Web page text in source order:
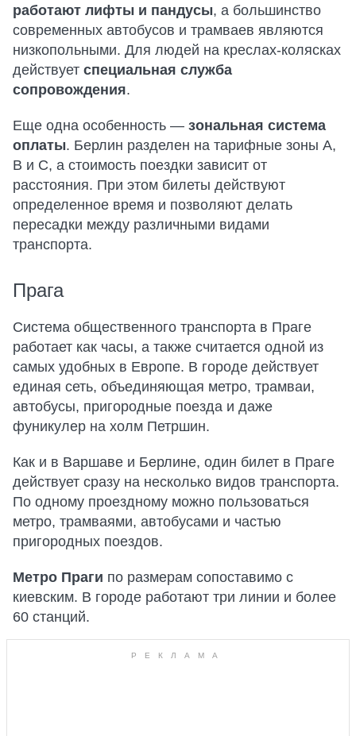
работают лифты и пандусы, а большинство
современных автобусов и трамваев являются
низкопольными. Для людей на креслах-колясках
действует специальная служба
сопровождения.
Еще одна особенность — зональная система
оплаты. Берлин разделен на тарифные зоны A,
B и C, а стоимость поездки зависит от
расстояния. При этом билеты действуют
определенное время и позволяют делать
пересадки между различными видами
транспорта.
Прага
Система общественного транспорта в Праге
работает как часы, а также считается одной из
самых удобных в Европе. В городе действует
единая сеть, объединяющая метро, трамваи,
автобусы, пригородные поезда и даже
фуникулер на холм Петршин.
Как и в Варшаве и Берлине, один билет в Праге
действует сразу на несколько видов транспорта.
По одному проездному можно пользоваться
метро, трамваями, автобусами и частью
пригородных поездов.
Метро Праги по размерам сопоставимо с
киевским. В городе работают три линии и более
60 станций.